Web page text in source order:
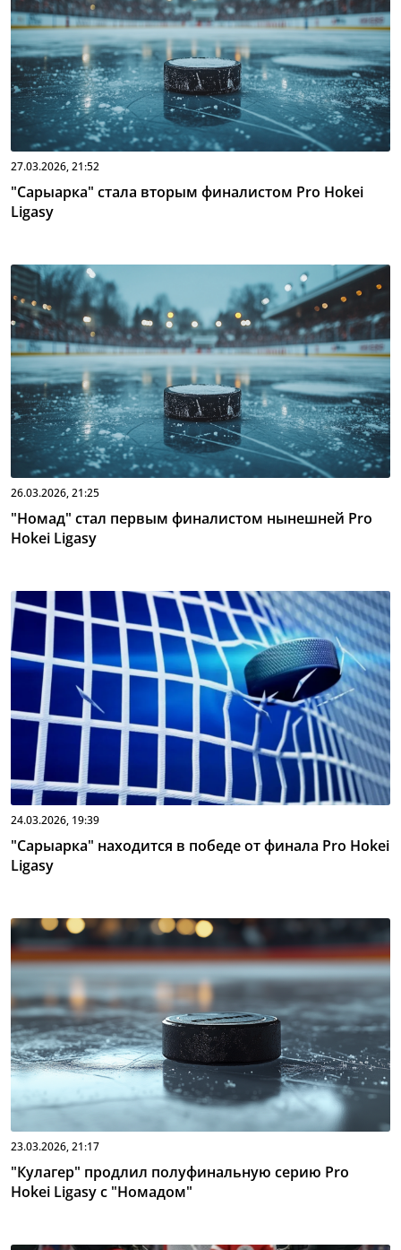
27.03.2026, 21:52
"Сарыарка" стала вторым финалистом Pro Hokei
Ligasy
26.03.2026, 21:25
"Номад" стал первым финалистом нынешней Pro
Hokei Ligasy
24.03.2026, 19:39
"Сарыарка" находится в победе от финала Pro Hokei
Ligasy
23.03.2026, 21:17
"Кулагер" продлил полуфинальную серию Pro
Hokei Ligasy с "Номадом"